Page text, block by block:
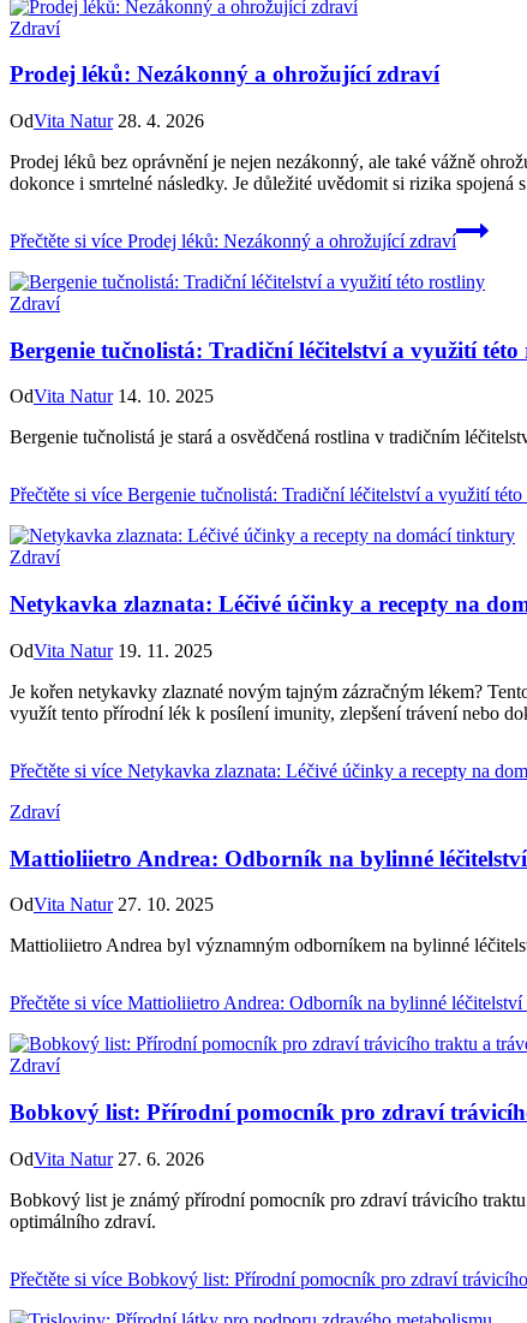
Zdraví
Prodej léků: Nezákonný a ohrožující zdraví
OdVita Natur 28. 4. 2026
Prodej léků bez oprávnění je nejen nezákonný, ale také vážně
dokonce i smrtelné následky. Je důležité uvědomit si rizika
Přečtěte si více Prodej léků: Nezákonný a ohrožující zdraví
Zdraví
Bergenie tučnolistá: Tradiční léčitelství a využití
OdVita Natur 14. 10. 2025
Bergenie tučnolistá je stará a osvědčená rostlina v tradičním
Přečtěte si více Bergenie tučnolistá: Tradiční léčitelství a využití
Zdraví
Netykavka zlaznata: Léčivé účinky a recepty na
OdVita Natur 19. 11. 2025
Je kořen netykavky zlaznaté novým tajným⁤ zázračným lékem?‍
využít ⁢tento​ přírodní lék k posílení imunity, zlepšení trávení nebo
Přečtěte si více Netykavka zlaznata: Léčivé účinky a recepty na
Zdraví
Mattioliietro Andrea: Odborník na bylinné
OdVita Natur 27. 10. 2025
Mattioliietro Andrea byl významným odborníkem na bylinné
Přečtěte si více Mattioliietro Andrea: Odborník na bylinné léčitelství
Zdraví
Bobkový list: Přírodní pomocník pro zdraví
OdVita Natur 27. 6. 2026
Bobkový list je známý přírodní pomocník pro zdraví trávicího
optimálního zdraví.
Přečtěte si více Bobkový list: Přírodní pomocník pro zdraví